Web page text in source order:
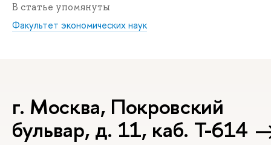
В статье упомянуты
Факультет экономических наук
г. Москва, Покровский
бульвар, д. 11, каб. Т-614